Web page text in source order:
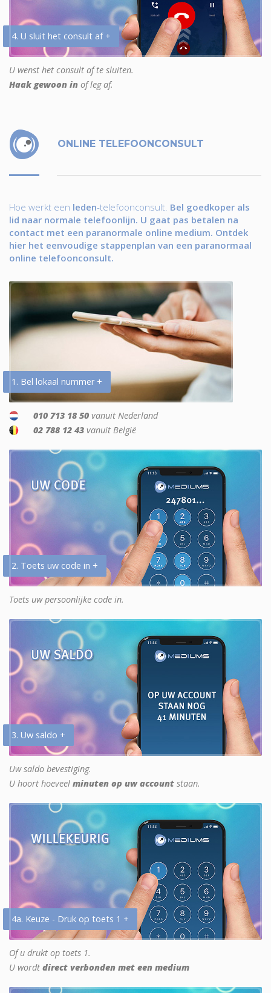
4. U sluit het consult af +
U wenst het consult af te sluiten.
Haak gewoon in of leg af.
ONLINE TELEFOONCONSULT
Hoe werkt een leden-telefoonconsult. Bel goedkoper als
lid naar normale telefoonlijn. U gaat pas betalen na
contact met een paranormale online medium. Ontdek
hier het eenvoudige stappenplan van een paranormaal
online telefoonconsult.
1. Bel lokaal nummer +
010 713 18 50 vanuit Nederland
02 788 12 43 vanuit België
2. Toets uw code in +
Toets uw persoonlijke code in.
3. Uw saldo +
Uw saldo bevestiging.
U hoort hoeveel minuten op uw account staan.
4a. Keuze - Druk op toets 1 +
Of u drukt op toets 1.
U wordt direct verbonden met een medium